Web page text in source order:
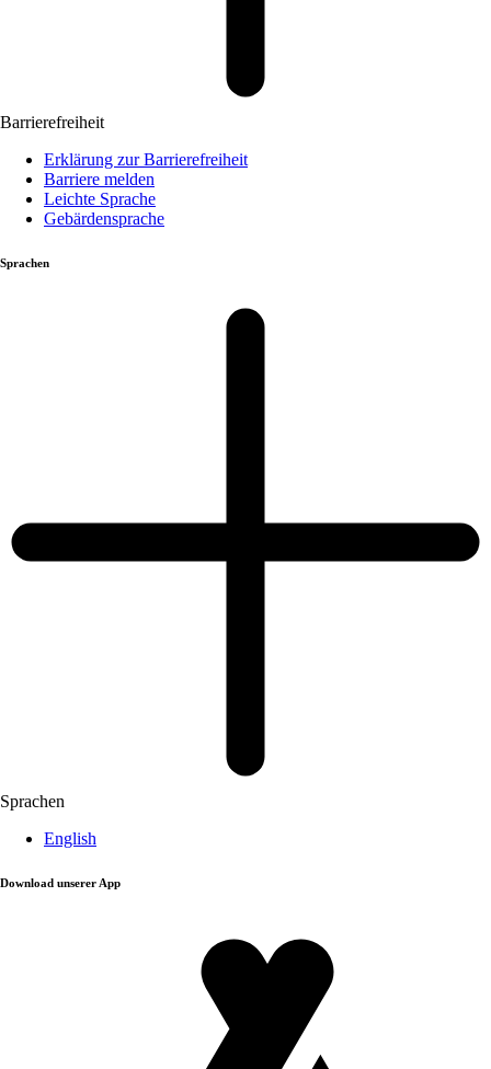
Barrierefreiheit
Erklärung zur Barrierefreiheit
Barriere melden
Leichte Sprache
Gebärdensprache
Sprachen
Sprachen
English
Download unserer App